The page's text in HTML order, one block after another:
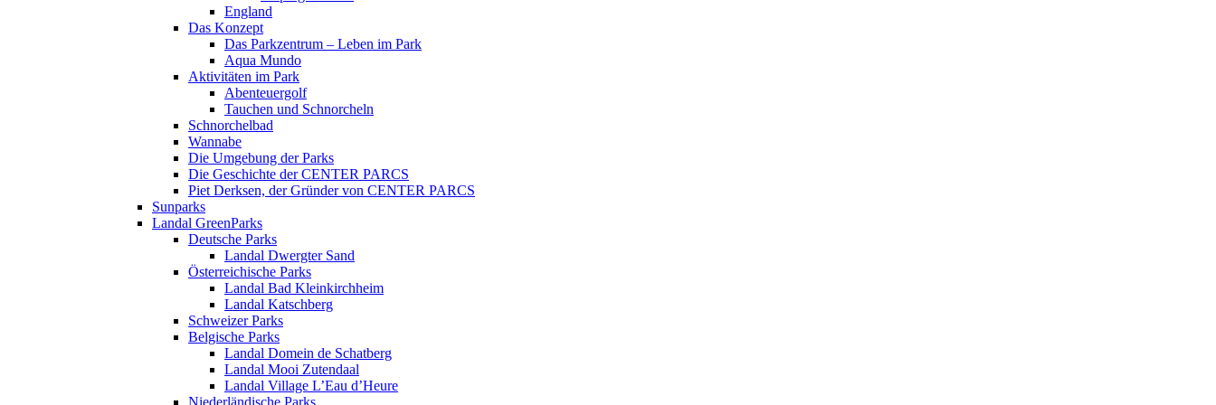
England
Das Konzept
Das Parkzentrum – Leben im Park
Aqua Mundo
Aktivitäten im Park
Abenteuergolf
Tauchen und Schnorcheln
Schnorchelbad
Wannabe
Die Umgebung der Parks
Die Geschichte der CENTER PARCS
Piet Derksen, der Gründer von CENTER PARCS
Sunparks
Landal GreenParks
Deutsche Parks
Landal Dwergter Sand
Österreichische Parks
Landal Bad Kleinkirchheim
Landal Katschberg
Schweizer Parks
Belgische Parks
Landal Domein de Schatberg
Landal Mooi Zutendaal
Landal Village L’Eau d’Heure
Niederländische Parks